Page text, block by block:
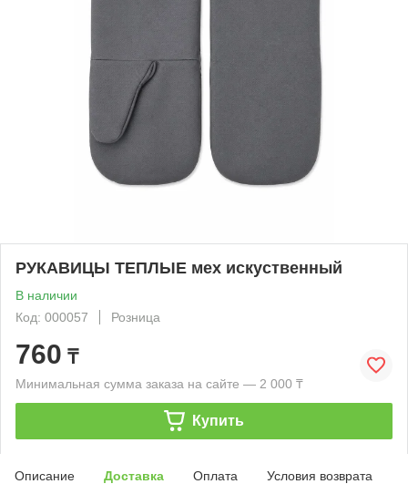
РУКАВИЦЫ ТЕПЛЫЕ мех искуственный
В наличии
Код: 000057
Розница
760 ₸
Минимальная сумма заказа на сайте — 2 000 ₸
Купить
Описание Доставка Оплата Условия возврата